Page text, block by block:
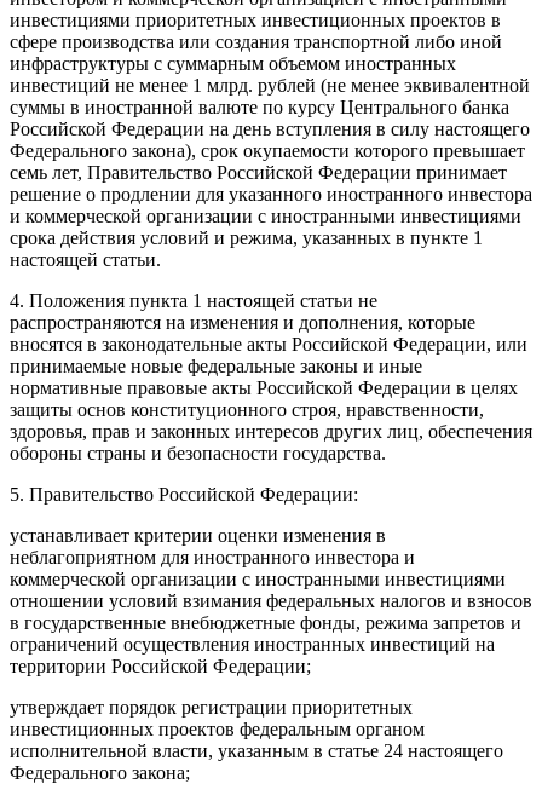
инвестициями приоритетных инвестиционных проектов в
сфере производства или создания транспортной либо иной
инфраструктуры с суммарным объемом иностранных
инвестиций не менее 1 млрд. рублей (не менее эквивалентной
суммы в иностранной валюте по курсу Центрального банка
Российской Федерации на день вступления в силу настоящего
Федерального закона), срок окупаемости которого превышает
семь лет, Правительство Российской Федерации принимает
решение о продлении для указанного иностранного инвестора
и коммерческой организации с иностранными инвестициями
срока действия условий и режима, указанных в пункте 1
настоящей статьи.
4. Положения пункта 1 настоящей статьи не
распространяются на изменения и дополнения, которые
вносятся в законодательные акты Российской Федерации, или
принимаемые новые федеральные законы и иные
нормативные правовые акты Российской Федерации в целях
защиты основ конституционного строя, нравственности,
здоровья, прав и законных интересов других лиц, обеспечения
обороны страны и безопасности государства.
5. Правительство Российской Федерации:
устанавливает критерии оценки изменения в
неблагоприятном для иностранного инвестора и
коммерческой организации с иностранными инвестициями
отношении условий взимания федеральных налогов и взносов
в государственные внебюджетные фонды, режима запретов и
ограничений осуществления иностранных инвестиций на
территории Российской Федерации;
утверждает порядок регистрации приоритетных
инвестиционных проектов федеральным органом
исполнительной власти, указанным в статье 24 настоящего
Федерального закона;